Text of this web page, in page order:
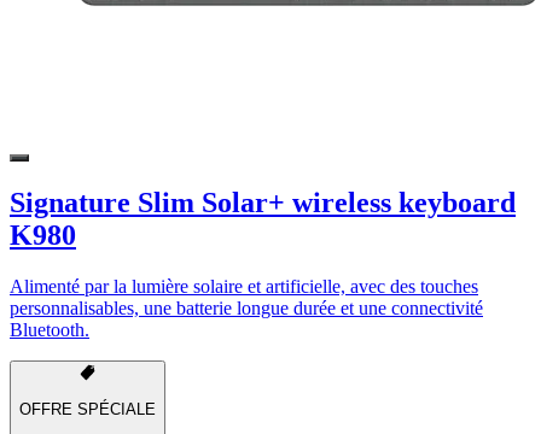
Signature Slim Solar+ wireless keyboard
K980
Alimenté par la lumière solaire et artificielle, avec des touches
personnalisables, une batterie longue durée et une connectivité
Bluetooth.
OFFRE SPÉCIALE